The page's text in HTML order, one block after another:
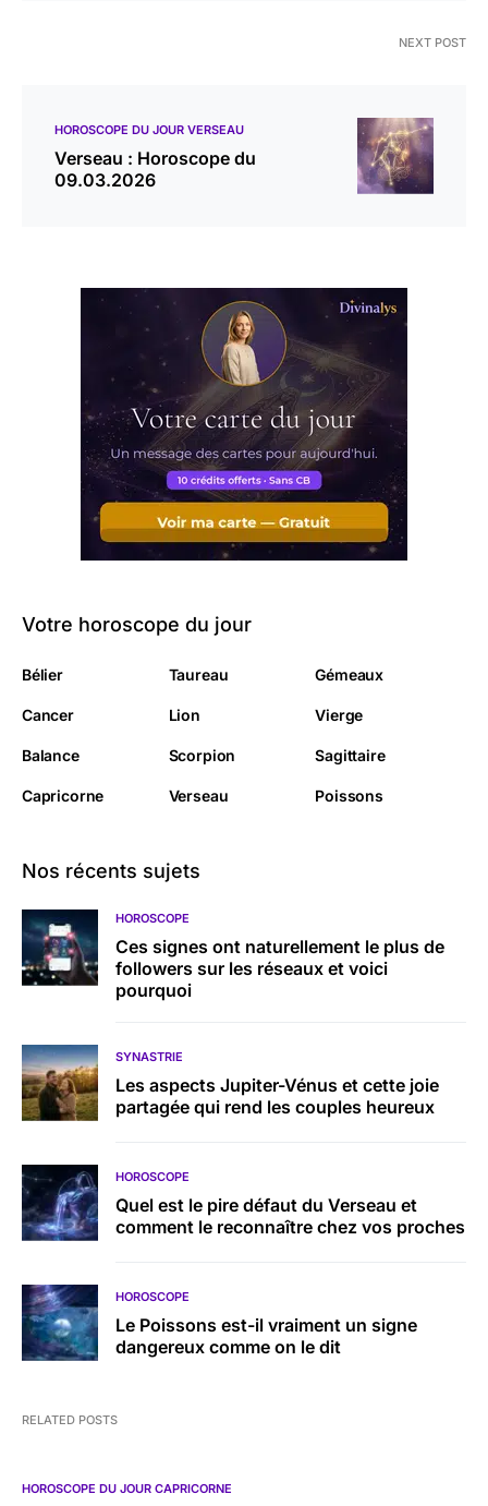
NEXT POST
HOROSCOPE DU JOUR VERSEAU
Verseau : Horoscope du
09.03.2026
Votre horoscope du jour
Bélier Taureau Gémeaux
Cancer Lion Vierge
Balance Scorpion Sagittaire
Capricorne Verseau Poissons
Nos récents sujets
HOROSCOPE
Ces signes ont naturellement le plus de
followers sur les réseaux et voici
pourquoi
SYNASTRIE
Les aspects Jupiter-Vénus et cette joie
partagée qui rend les couples heureux
HOROSCOPE
Quel est le pire défaut du Verseau et
comment le reconnaître chez vos proches
HOROSCOPE
Le Poissons est-il vraiment un signe
dangereux comme on le dit
RELATED POSTS
HOROSCOPE DU JOUR CAPRICORNE